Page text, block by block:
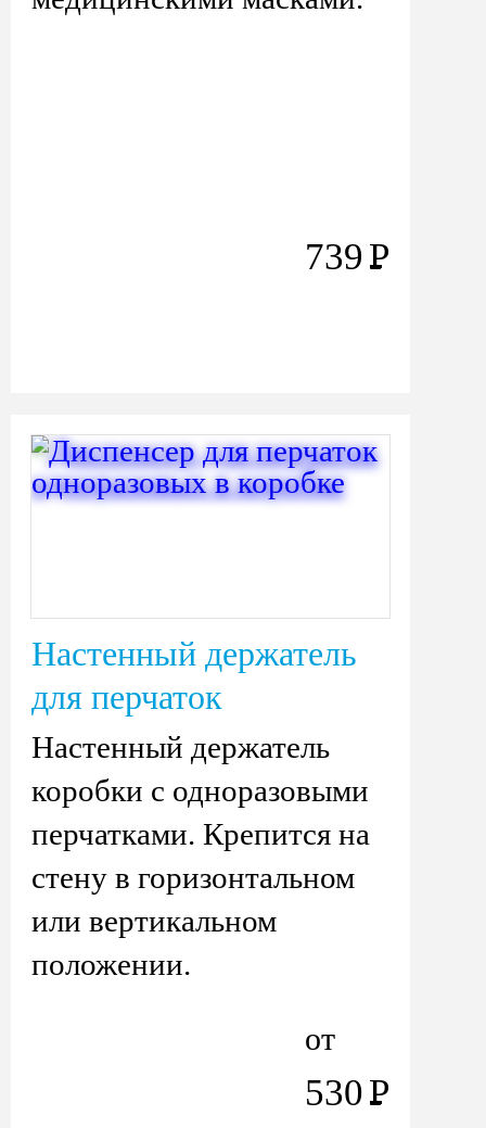
739 Р
Настенный держатель
для перчаток
Настенный держатель
коробки с одноразовыми
перчатками. Крепится на
стену в горизонтальном
или вертикальном
положении.
от
530Р